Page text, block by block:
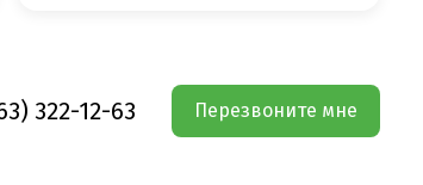
322-12-63 Перезвоните мне